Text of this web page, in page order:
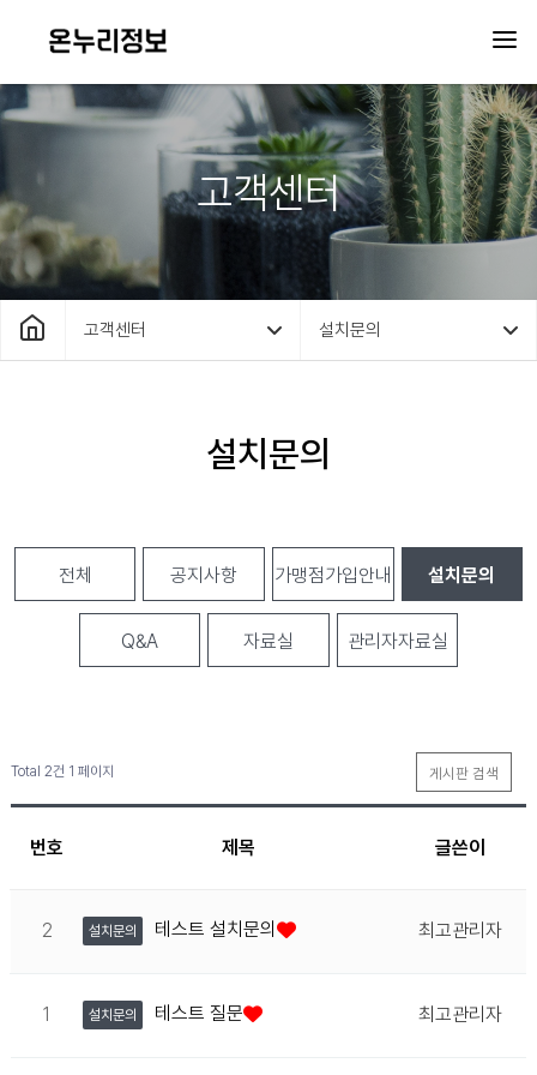
고객센터
고객센터 설치문의
설치문의
전체 공지사항 가맹점가입안내 설치문의
Q&A 자료실 관리자자료실
Total 2건 1 페이지 게시판 검색
번호 제목 글쓴이
2 설치문의 테스트 설치문의 최고관리자
1 설치문의 테스트 질문 최고관리자